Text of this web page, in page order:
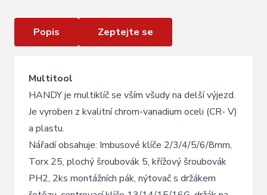
Popis Zeptejte se
Multitool
HANDY je multiklíč se vším všudy na delší výjezd.
Je vyroben z kvalitní chrom-vanadium oceli (CR- V)
a plastu.
Nářadí obsahuje: Imbusové klíče 2/3/4/5/6/8mm,
Torx 25, plochý šroubovák 5, křížový šroubovák
PH2, 2ks montážních pák, nýtovač s držákem